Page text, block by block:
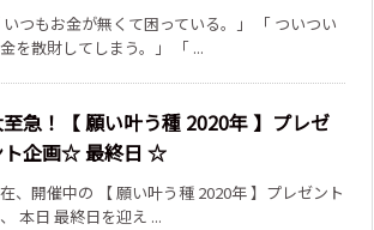
いつもお金が無くて困っている。」 「 ついつい
を散財してしまう。」 「 ...
急！【 願い叶う種 2020年 】プレゼ
ト企画☆ 最終日 ☆
、開催中の 【 願い叶う種 2020年 】プレゼント
本日 最終日を迎え ...